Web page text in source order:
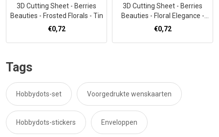
3D Cutting Sheet - Berries
Beauties - Frosted Florals - Tin
€0,72
3D Cutting Sheet - Berries
Beauties - Floral Elegance -
Mini
€0,72
Tags
Hobbydots-set Voorgedrukte wenskaarten
Hobbydots-stickers Enveloppen